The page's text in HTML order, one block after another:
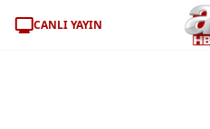
CANLI YAYIN